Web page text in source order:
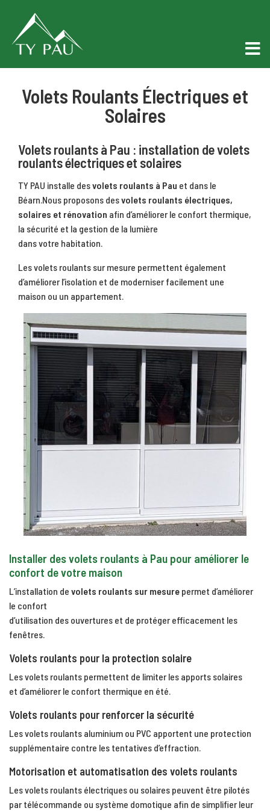
Volets Roulants Électriques et
Solaires
Volets roulants à Pau : installation de volets
roulants électriques et solaires
TY PAU installe desvolets roulants à Pau et dans le
Béarn.Nous proposons desvolets roulants électriques,
solaires et rénovation afin d’améliorer le confort thermique,
la sécurité et la gestion de la lumière
dans votre habitation.
Les volets roulants sur mesure permettent également
d’améliorer l’isolation et de moderniser facilement une
maison ou un appartement.
Installer des volets roulants à Pau pour améliorer le
confort de votre maison
L’installation de volets roulants sur mesure permet d’améliorer
le confort
d’utilisation des ouvertures et de protéger efficacement les
fenêtres.
Volets roulants pour la protection solaire
Les volets roulants permettent de limiter les apports solaires
et d’améliorer le confort thermique en été.
Volets roulants pour renforcer la sécurité
Les volets roulants aluminium ou PVC apportent une protection
supplémentaire contre les tentatives d’effraction.
Motorisation et automatisation des volets roulants
Les volets roulants électriques ou solaires peuvent être pilotés
par télécommande ou système domotique afin de simplifier leur